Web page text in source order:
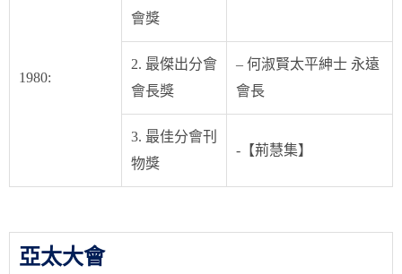
1980:
會獎
2. 最傑出分會
會長獎
– 何淑賢太平紳士 永遠
會長
3. 最佳分會刊
物獎
-【荊慧集】
亞太大會